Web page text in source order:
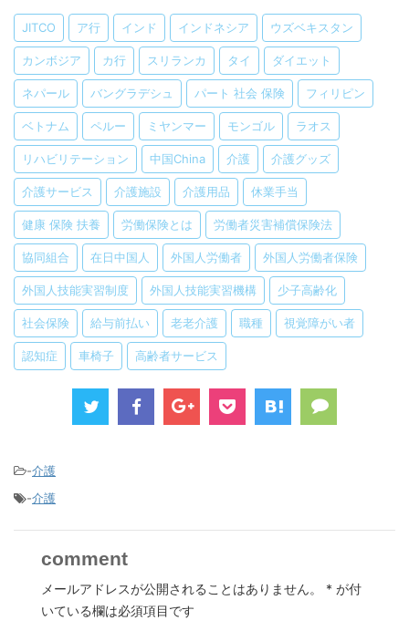
JITCO ア行 インド インドネシア ウズベキスタン
カンボジア カ行 スリランカ タイ ダイエット
ネパール バングラデシュ パート 社会 保険 フィリピン
ベトナム ペルー ミヤンマー モンゴル ラオス
リハビリテーション 中国China 介護 介護グッズ
介護サービス 介護施設 介護用品 休業手当
健康 保険 扶養 労働保険とは 労働者災害補償保険法
協同組合 在日中国人 外国人労働者 外国人労働者保険
外国人技能実習制度 外国人技能実習機構 少子高齢化
社会保険 給与前払い 老老介護 職種 視覚障がい者
認知症 車椅子 高齢者サービス
-介護
-介護
comment
メールアドレスが公開されることはありません。 * が付
いている欄は必須項目です